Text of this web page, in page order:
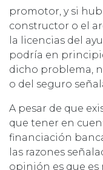
promotor, y si
constructor o el
la licencias del
podría en
dicho problema,
o del seguro
A pesar de que
que tener en
financiación
las razones
opinión es que es